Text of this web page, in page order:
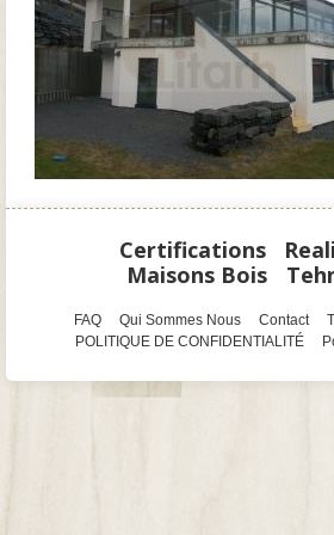
Certifications
Maisons Bois
FAQ Qui Sommes Nous Contact
POLITIQUE DE CONFIDENTIALITÉ